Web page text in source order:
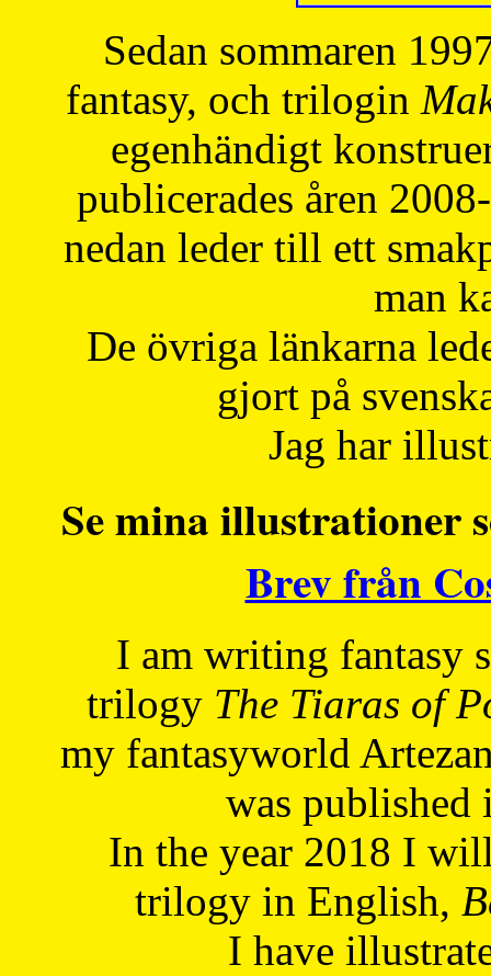
Sedan sommaren
fantasy, och trilogin
egenhändigt
publicerades åren
nedan leder till ett
man
De övriga länkarna
gjort på
Jag har
Se mina illustrationer
Brev från
I am writing fantasy
trilogy The Tiaras of
my fantasyworld
was published
In the year 2018 I
trilogy in English,
I have